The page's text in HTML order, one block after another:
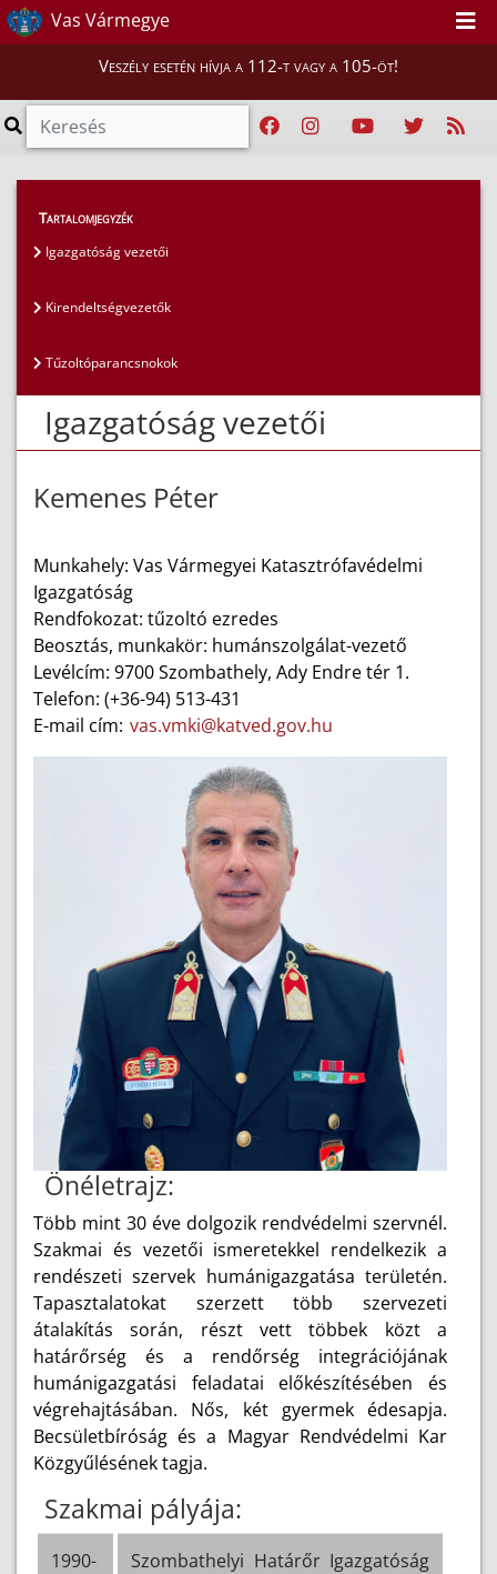
Vas Vármegye
Veszély esetén hívja a 112-t vagy a 105-öt!
Magunkról
Igazgatóság vezetői
Tartalomjegyzék
Igazgatóság vezetői
Kirendeltségvezetők
Tűzoltóparancsnokok
Igazgatóság vezetői
Kemenes Péter
Munkahely: Vas Vármegyei Katasztrófavédelmi
Igazgatóság
Rendfokozat: tűzoltó ezredes
Beosztás, munkakör: humánszolgálat-vezető
Levélcím: 9700 Szombathely, Ady Endre tér 1.
Telefon: (+36-94) 513-431
E-mail cím: vas.vmki@katved.gov.hu
Önéletrajz:
Több mint 30 éve dolgozik rendvédelmi szervnél.
Szakmai és vezetői ismeretekkel rendelkezik a
rendészeti szervek humánigazgatása területén.
Tapasztalatokat szerzett több szervezeti
átalakítás során, részt vett többek közt a
határőrség és a rendőrség integrációjának
humánigazgatási feladatai előkészítésében és
végrehajtásában. Nős, két gyermek édesapja.
Becsületbíróság és a Magyar Rendvédelmi Kar
Közgyűlésének tagja.
Szakmai pályája:
1990-
Szombathelyi Határőr Igazgatóság